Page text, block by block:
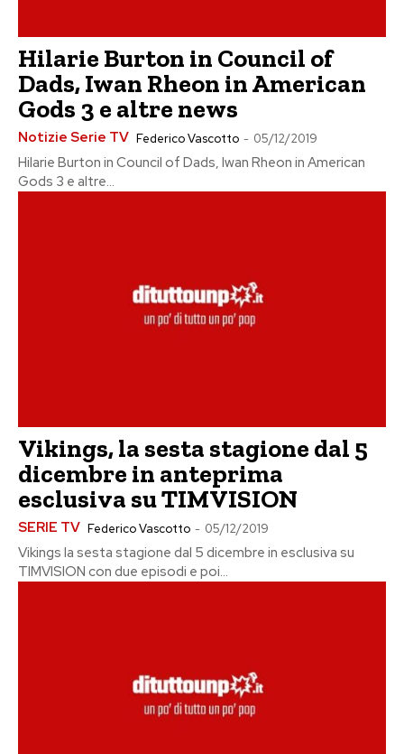
Hilarie Burton in Council of
Dads, Iwan Rheon in American
Gods 3 e altre news
Notizie Serie TV Federico Vascotto - 05/12/2019
Hilarie Burton in Council of Dads, Iwan Rheon in American
Gods 3 e altre...
Vikings, la sesta stagione dal 5
dicembre in anteprima
esclusiva su TIMVISION
SERIE TV Federico Vascotto - 05/12/2019
Vikings la sesta stagione dal 5 dicembre in esclusiva su
TIMVISION con due episodi e poi...